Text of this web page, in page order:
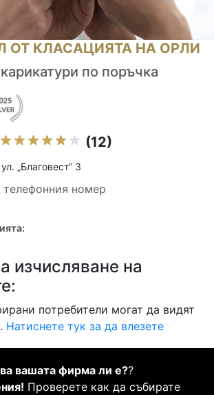
ОТ КЛАСАЦИЯТА НА ОРЛИ
по поръчка
(12)
„Благовест“ 3
номер
изчисляване на
потребители могат да видят
Натиснете тук за да влезете
вашата фирма ли е??
Проверете как да събирате